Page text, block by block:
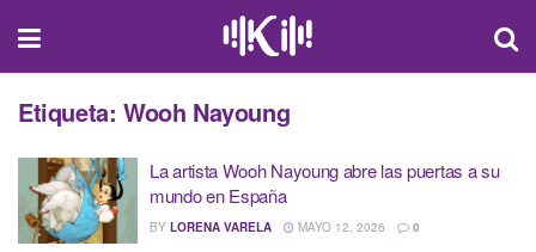
Etiqueta: Wooh Nayoung
La artista Wooh Nayoung abre las puertas a su
mundo en España
BY LORENA VARELA MAYO 12, 2026 0